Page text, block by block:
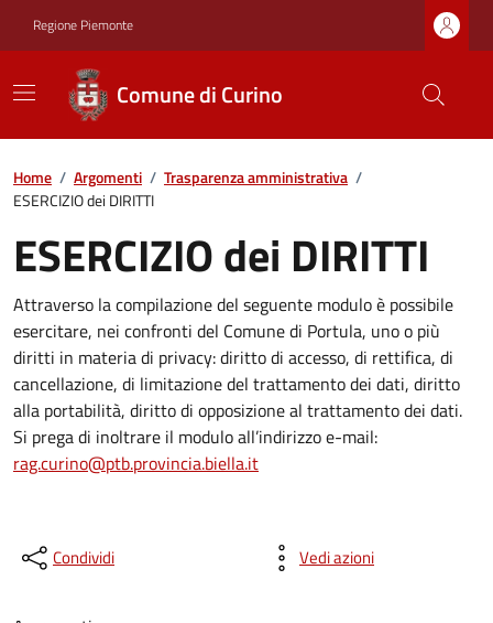
Regione Piemonte
Comune di Curino
Home / Argomenti / Trasparenza amministrativa /
ESERCIZIO dei DIRITTI
ESERCIZIO dei DIRITTI
Attraverso la compilazione del seguente modulo è possibile
esercitare, nei confronti del Comune di Portula, uno o più
diritti in materia di privacy: diritto di accesso, di rettifica, di
cancellazione, di limitazione del trattamento dei dati, diritto
alla portabilità, diritto di opposizione al trattamento dei dati.
Si prega di inoltrare il modulo all’indirizzo e-mail:
rag.curino@ptb.provincia.biella.it
Condividi Vedi azioni